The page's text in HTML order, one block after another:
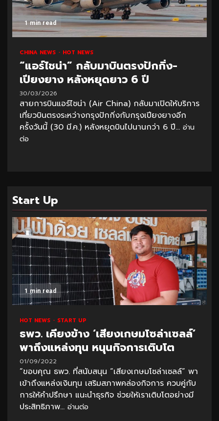
1 min read
CHINA NEWS HOT NEWS
“แอร์ไชน่า” กลับมาบินตรงปักกิ่ง-
เปียงยาง หลังหยุดยาว 6 ปี
30/03/2026
สายการบินแอร์ไชน่า (Air China) กลับมาเปิดให้บริการ
เที่ยวบินตรงระหว่างกรุงปักกิ่งกับกรุงเปียงยางอีก
ครั้งวันนี้ (30 มี.ค.) หลังหยุดบินไปนานกว่า 6 ปี... อ่าน
ต่อ
Start Up
1 min read
HOT NEWS START UP
ธพว. เคียงข้าง ‘เสียงเกษมโซล่าเซลล์’
พาถึงแหล่งทุน หนุนกิจการเติบโต
01/09/2022
“ขอบคุณ ธพว. ที่สนับสนุน “เสียงเกษมโซล่าเซลล์” พา
เข้าถึงแหล่งเงินทุน เสริมสภาพคล่องกิจการ ควบคู่กับ
การให้คำปรึกษา แนะนำธุรกิจ ช่วยให้เราเติบโตอย่างมี
ประสิทธิภาพ... อ่านต่อ